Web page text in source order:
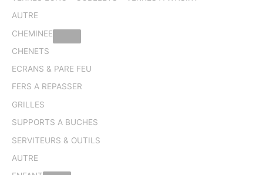
AUTRE
CHEMINEE
CHENETS
ECRANS & PARE FEU
FERS A REPASSER
GRILLES
SUPPORTS A BUCHES
SERVITEURS & OUTILS
AUTRE